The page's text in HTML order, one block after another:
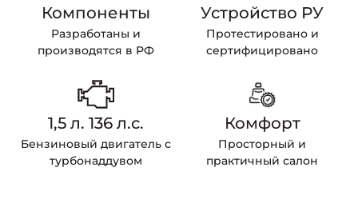
Компоненты
Разработаны и
производятся в РФ
Устройство РУ
Протестировано и
сертифицировано
1,5 л. 136 л.с.
Бензиновый двигатель с
турбонаддувом
Комфорт
Просторный и
практичный салон